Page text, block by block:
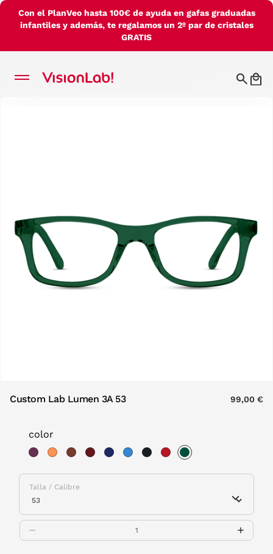
Con el PlanVeo hasta 100€ de ayuda en gafas graduadas
infantiles y además, te regalamos un 2º par de cristales
GRATIS
Custom Lab Lumen 3A 53 99,00 €
color
Talla / Calibre